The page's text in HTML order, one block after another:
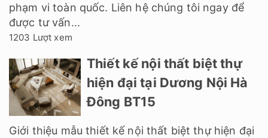
phạm vi toàn quốc. Liên hệ chúng tôi ngay để
được tư vấn...
1203 Lượt xem
Thiết kế nội thất biệt thự
hiện đại tại Dương Nội Hà
Đông BT15
Giới thiệu mẫu thiết kế nội thất biệt thự hiện đại